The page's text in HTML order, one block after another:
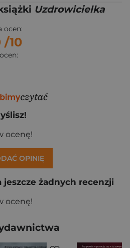
Uzdrowicielka
ocen:
/10
ocenę!
OPINIĘ
żadnych recenzji
ocenę!